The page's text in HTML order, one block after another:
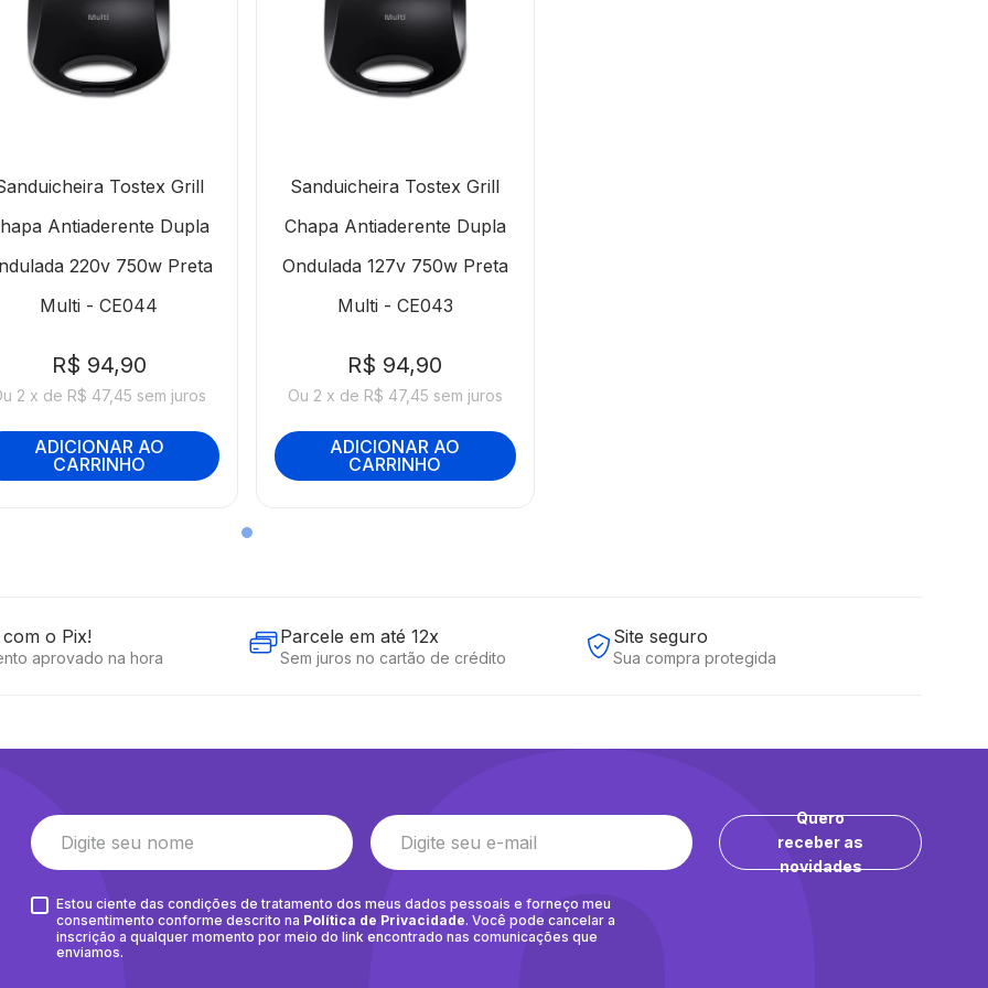
Tostex Grill
Antiaderente Dupla
220v 750w Preta
Multi - CE044
R$ 94,90
2 x de R$ 47,45 sem juros
ADICIONAR AO
CARRINHO
Sanduicheira Tostex Grill
Chapa Antiaderente Dupla
Ondulada 127v 750w Preta
Multi - CE043
R$ 94,90
Ou 2 x de R$ 47,45 sem juros
ADICIONAR AO
CARRINHO
o Pix!
aprovado na hora
Parcele em até 12x
Sem juros no cartão de crédito
Site seguro
Sua compra protegida
Quero
receber as
novidades
Estou ciente das condições de tratamento dos meus dados pessoais e forneço meu
consentimento conforme descrito na Política de Privacidade. Você pode cancelar a
inscrição a qualquer momento por meio do link encontrado nas comunicações que
enviamos.